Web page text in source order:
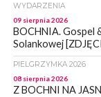
WYDARZENIA
09 sierpnia 2026
BOCHNIA. Gospel
Solankowej
PIELGRZYMKA 2026
08 sierpnia 2026
Z BOCHNI NA